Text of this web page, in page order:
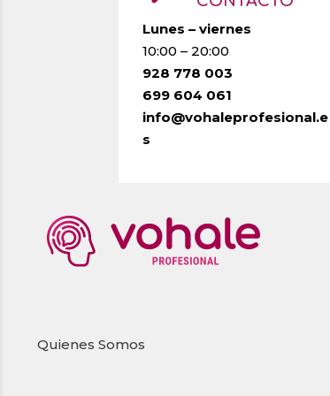
Lunes – viernes
10:00 – 20:00
928 778 003
699 604 061
info@vohaleprofesional.e
s
Quienes Somos